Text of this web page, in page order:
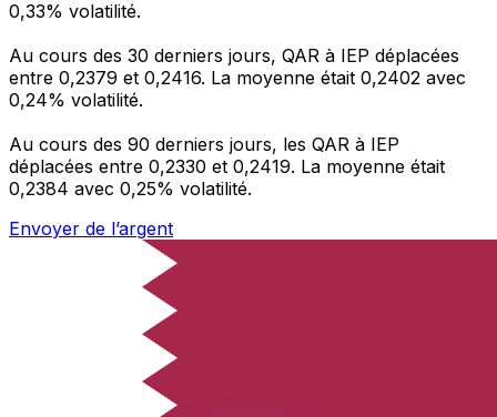
0,33% volatilité.
Au cours des 30 derniers jours, QAR à IEP déplacées
entre 0,2379 et 0,2416. La moyenne était 0,2402 avec
0,24% volatilité.
Au cours des 90 derniers jours, les QAR à IEP
déplacées entre 0,2330 et 0,2419. La moyenne était
0,2384 avec 0,25% volatilité.
Envoyer de l’argent
Gérez votre argent et vos devises lorsque vous
êtes en déplacement
L'application Xe réunit toutes les fonctionnalités
nécessaires pour vos transferts d'argent internationaux
et la gestion de vos devises. Convertissez des devises,
programmez des alertes de taux et transférez de